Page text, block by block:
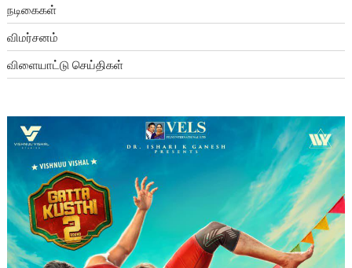
நடிகைகள்
விமர்சனம்
விளையாட்டு செய்திகள்